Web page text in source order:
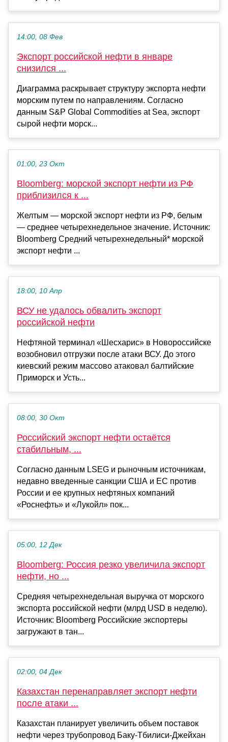
14:00, 08 Фев
Экспорт российской нефти в январе
снизился ...
Диаграмма раскрывает структуру экспорта нефти
морским путем по направлениям. Согласно
данным S&P Global Commodities at Sea, экспорт
сырой нефти морск...
01:00, 23 Окт
Bloomberg: морской экспорт нефти из РФ
приблизился к ...
Желтым — морской экспорт нефти из РФ, белым
— среднее четырехнедельное значение. Источник:
Bloomberg Средний четырехнедельный* морской
экспорт нефти ...
18:00, 10 Апр
ВСУ не удалось обвалить экспорт
российской нефти
Нефтяной терминал «Шесхарис» в Новороссийске
возобновил отгрузки после атаки ВСУ. До этого
киевский режим массово атаковал балтийские
Приморск и Усть...
08:00, 30 Окт
Российский экспорт нефти остаётся
стабильным, ...
Согласно данным LSEG и рыночным источникам,
недавно введенные санкции США и ЕС против
России и ее крупных нефтяных компаний
«Роснефть» и «Лукойл» пок...
05:00, 12 Дек
Bloomberg: Россия резко увеличила экспорт
нефти, но ...
Средняя четырехнедельная выручка от морского
экспорта российской нефти (млрд USD в неделю).
Источник: Bloomberg Российские экспортеры
загружают в тан...
02:00, 04 Дек
Казахстан перенаправляет экспорт нефти
после атаки ...
Казахстан планирует увеличить объем поставок
нефти через трубопровод Баку-Тбилиси-Джейхан